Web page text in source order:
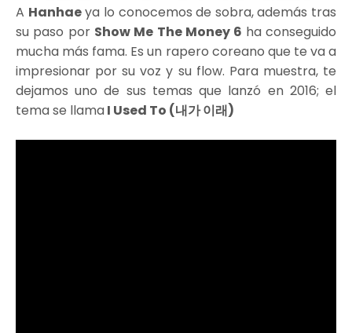
A Hanhaeya lo conocemos de sobra, además tras
su paso por Show Me The Money 6 ha conseguido
mucha más fama. Es un rapero coreano que te va a
impresionar por su voz y su flow. Para muestra, te
dejamos uno de sus temas que lanzó en 2016; el
tema se llamaI Used To (내가 이래)